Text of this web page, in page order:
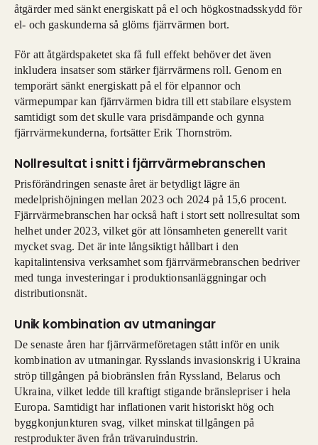
åtgärder med sänkt energiskatt på el och högkostnadsskydd för
el- och gaskunderna så glöms fjärrvärmen bort.
För att åtgärdspaketet ska få full effekt behöver det även
inkludera insatser som stärker fjärrvärmens roll. Genom en
temporärt sänkt energiskatt på el för elpannor och
värmepumpar kan fjärrvärmen bidra till ett stabilare elsystem
samtidigt som det skulle vara prisdämpande och gynna
fjärrvärmekunderna, fortsätter Erik Thornström.
Nollresultat i snitt i fjärrvärmebranschen
Prisförändringen senaste året är betydligt lägre än
medelprishöjningen mellan 2023 och 2024 på 15,6 procent.
Fjärrvärmebranschen har också haft i stort sett nollresultat som
helhet under 2023, vilket gör att lönsamheten generellt varit
mycket svag. Det är inte långsiktigt hållbart i den
kapitalintensiva verksamhet som fjärrvärmebranschen bedriver
med tunga investeringar i produktionsanläggningar och
distributionsnät.
Unik kombination av utmaningar
De senaste åren har fjärrvärmeföretagen stått inför en unik
kombination av utmaningar. Rysslands invasionskrig i Ukraina
ströp tillgången på biobränslen från Ryssland, Belarus och
Ukraina, vilket ledde till kraftigt stigande bränslepriser i hela
Europa. Samtidigt har inflationen varit historiskt hög och
byggkonjunkturen svag, vilket minskat tillgången på
restprodukter även från trävaruindustrin.